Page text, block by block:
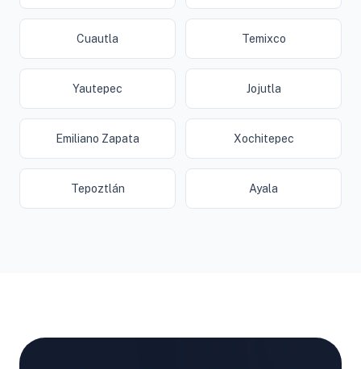
Cuautla Temixco
Yautepec Jojutla
Emiliano Zapata Xochitepec
Tepoztlán Ayala